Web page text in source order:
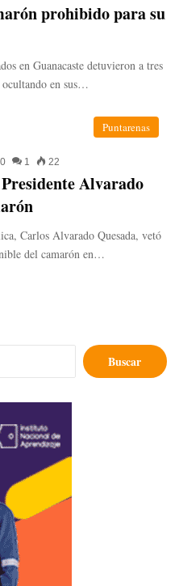
prohibido para su
en Guanacaste detuvieron a tres
en sus…
Puntarenas
1 22
Alvarado
Carlos Alvarado Quesada, vetó
del camarón en…
Buscar: